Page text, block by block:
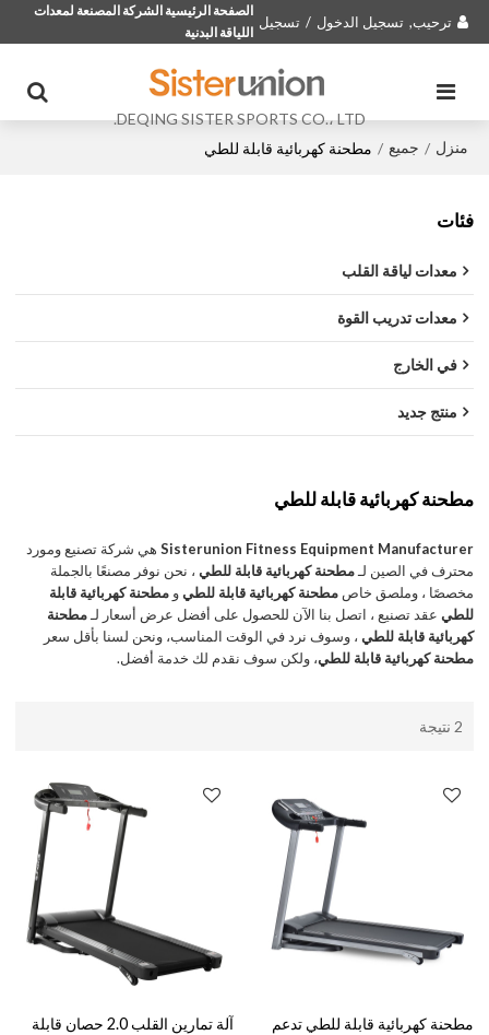
ترحيب, تسجيل الدخول / تسجيل
الصفحة الرئيسية الشركة المصنعة لمعدات
اللياقة البدنية
DEQING SISTER SPORTS CO.، LTD.
منزل / جميع / مطحنة كهربائية قابلة للطي
فئات
معدات لياقة القلب
معدات تدريب القوة
في الخارج
منتج جديد
مطحنة كهربائية قابلة للطي
Sisterunion Fitness Equipment Manufacturer هي شركة تصنيع ومورد
محترف في الصين لـمطحنة كهربائية قابلة للطي ، نحن نوفر مصنعًا بالجملة
مخصصًا ، وملصق خاصمطحنة كهربائية قابلة للطيومطحنة كهربائية قابلة
للطي عقد تصنيع ، اتصل بنا الآن للحصول على أفضل عرض أسعار لـمطحنة
كهربائية قابلة للطي ، وسوف نرد في الوقت المناسب، ونحن لسنا بأقل سعر
مطحنة كهربائية قابلة للطي، ولكن سوف نقدم لك خدمة أفضل.
2 نتيجة
مطحنة كهربائية قابلة للطي تدعم
آلة تمارين القلب 2.0 حصان قابلة